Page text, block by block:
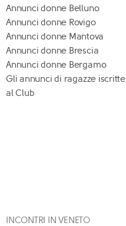
Annunci donne Belluno
Annunci donne Rovigo
Annunci donne Mantova
Annunci donne Brescia
Annunci donne Bergamo
Gli annunci di ragazze iscritte
al Club
INCONTRI IN VENETO